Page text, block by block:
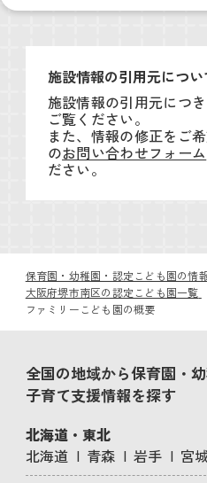
施設情報の引用元につい
施設情報の引用元につき
ご覧ください。
また、情報の修正をご
のお問い合わせフォーム
ださい。
保育園・幼稚園・認定こども園の情
大阪府堺市南区の認定こども園一覧
ファミリーこども園の概要
全国の地域から保育園・
子育て支援情報を探す
北海道・東北
北海道
青森 岩手 宮